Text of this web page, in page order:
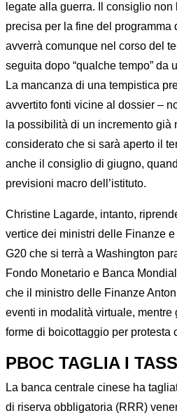
legate alla guerra. Il consiglio non
precisa per la fine del programma
avverrà comunque nel corso del
seguita dopo “qualche tempo” da
La mancanza di una tempistica
avvertito fonti vicine al dossier –
la possibilità di un incremento già
considerato che si sarà aperto il
anche il consiglio di giugno,
previsioni macro dell’istituto.
Christine Lagarde, intanto,
vertice dei ministri delle Finanze
G20 che si terrà a Washington
Fondo Monetario e Banca
che il ministro delle Finanze
eventi in modalità virtuale,
forme di boicottaggio per protesta
PBOC TAGLIA I
La banca centrale cinese ha
di riserva obbligatoria (RRR)